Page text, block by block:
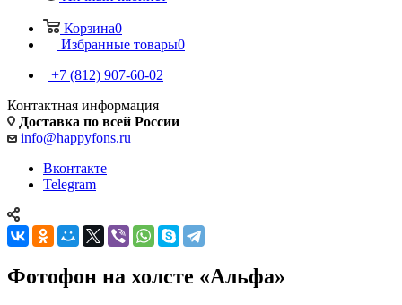
Корзина0
Избранные товары0
+7 (812) 907-60-02
Контактная информация
Доставка по всей России
info@happyfons.ru
Вконтакте
Telegram
Фотофон на холсте «Альфа»